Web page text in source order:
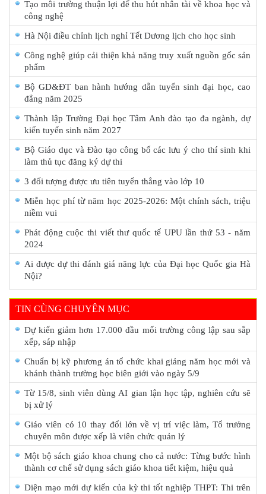
Tạo môi trường thuận lợi để thu hút nhân tài về khoa học và
công nghệ
Hà Nội điều chỉnh lịch nghỉ Tết Dương lịch cho học sinh
Công nghệ giúp cải thiện khả năng truy xuất nguồn gốc sản
phẩm
Bộ GD&ĐT ban hành hướng dẫn tuyển sinh đại học, cao
đẳng năm 2025
Thành lập Trường Đại học Tâm Anh đào tạo đa ngành, dự
kiến tuyển sinh năm 2027
Bộ Giáo dục và Đào tạo công bố các lưu ý cho thí sinh khi
làm thủ tục đăng ký dự thi
3 đối tượng được ưu tiên tuyển thẳng vào lớp 10
Miễn học phí từ năm học 2025-2026: Một chính sách, triệu
niềm vui
Phát động cuộc thi viết thư quốc tế UPU lần thứ 53 - năm
2024
Ai được dự thi đánh giá năng lực của Đại học Quốc gia Hà
Nội?
TIN CÙNG CHUYÊN MỤC
Dự kiến giảm hơn 17.000 đầu mối trường công lập sau sắp
xếp, sáp nhập
Chuẩn bị kỹ phương án tổ chức khai giảng năm học mới và
khánh thành trường học biên giới vào ngày 5/9
Từ 15/8, sinh viên dùng AI gian lận học tập, nghiên cứu sẽ
bị xử lý
Giáo viên có 10 thay đổi lớn về vị trí việc làm, Tổ trưởng
chuyên môn được xếp là viên chức quản lý
Một bộ sách giáo khoa chung cho cả nước: Từng bước hình
thành cơ chế sử dụng sách giáo khoa tiết kiệm, hiệu quả
Diện mạo mới dự kiến của kỳ thi tốt nghiệp THPT: Thi trên